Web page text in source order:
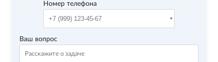
Номер телефона
Ваш вопрос